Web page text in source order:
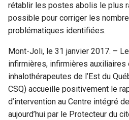
rétablir les postes abolis le plus
possible pour corriger les
problématiques identifiées.
Mont-Joli, le 31 janvier 2017. –
infirmières, infirmières auxiliaires
inhalothérapeutes de l’Est du
CSQ) accueille positivement le
d’intervention au Centre intégré
aujourd’hui par le Protecteur du